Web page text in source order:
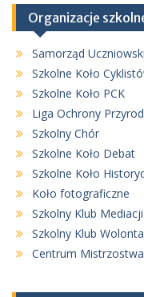
Organizacje
Samorząd Uczniowski
Szkolne Koło
Szkolne Koło PCK
Liga Ochrony
Szkolny Chór
Szkolne Koło Debat
Szkolne Koło
Koło fotograficzne
Szkolny Klub Mediacji
Szkolny Klub
Centrum